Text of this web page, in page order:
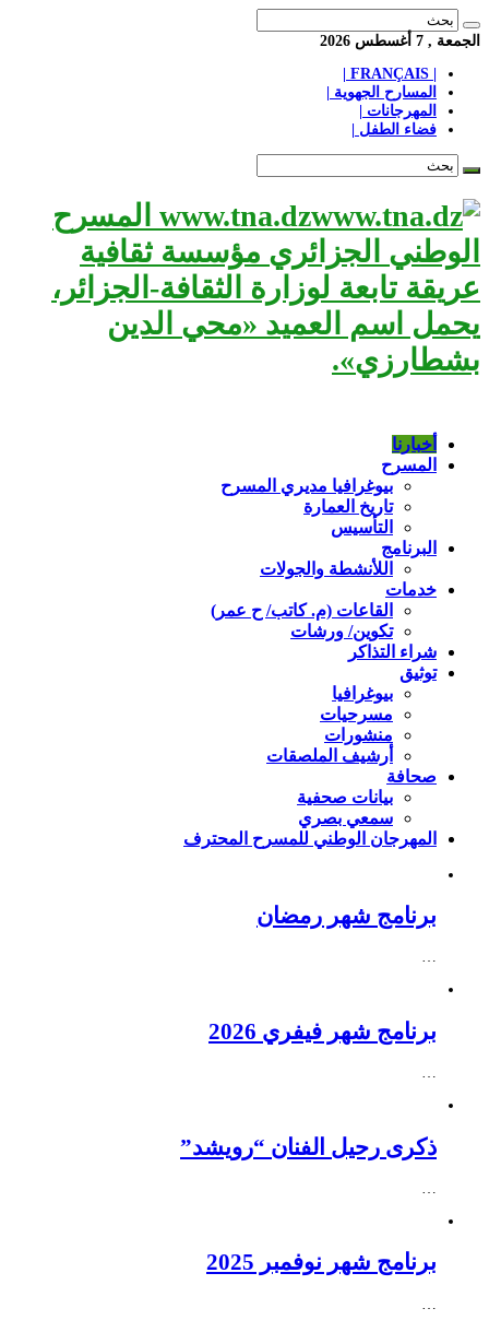
الجمعة , 7 أغسطس 2026
المسارح الجهوية |
المهرجانات |
فضاء الطفل |
www.tna.dz المسرح
الوطني الجزائري مؤسسة ثقافية
عريقة تابعة لوزارة الثقافة-الجزائر،
يحمل اسم العميد «محي الدين
بشطارزي».
أخبارنا
المسرح
بيوغرافيا مديري المسرح
تاريخ العمارة
التأسيس
البرنامج
اللأنشطة والجولات
خدمات
القاعات (م. كاتب/ ح عمر)
تكوين/ ورشات
شراء التذاكر
توثيق
بيوغرافيا
مسرحيات
منشورات
أرشيف الملصقات
صحافة
بيانات صحفية
سمعي بصري
المهرجان الوطني للمسرح المحترف
برنامج شهر رمضان
…
برنامج شهر فيفري 2026
…
ذكرى رحيل الفنان “رويشد”
…
برنامج شهر نوفمبر 2025